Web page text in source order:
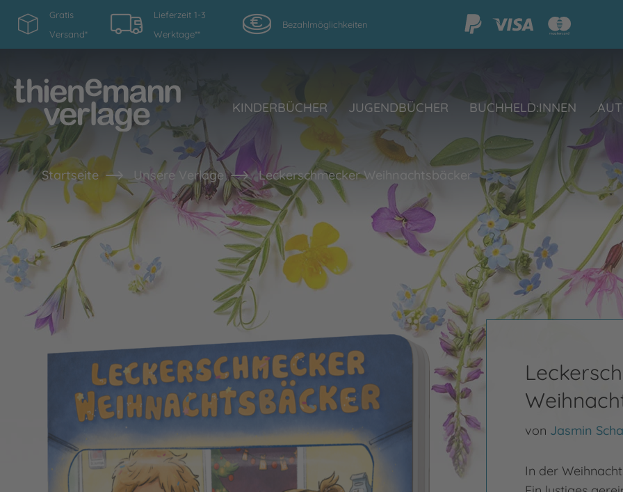
Gratis
Versand*
Lieferzeit 1-3
Werktage**
Bezahlmöglichkeiten
KINDERBÜCHER JUGENDBÜCHER BUCHHELD:INNEN
Startseite Unsere Verlage Leckerschmecker Weihnachtsbäcker
von Jasmin
In der